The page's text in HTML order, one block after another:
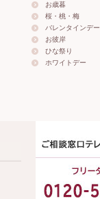
お歳暮
桜・桃・梅
バレンタインデー
お彼岸
ひな祭り
ホワイトデー